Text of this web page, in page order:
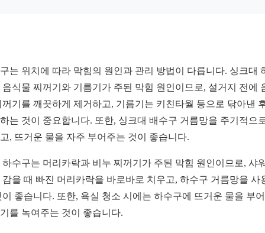
는 위치에 따라 막힘의 원인과 관리 방법이 다릅니다. 싱크대
음식물 찌꺼기와 기름기가 주된 막힘 원인이므로, 설거지 전에
꺼기를 깨끗하게 제거하고, 기름기는 키친타월 등으로 닦아낸
는 것이 중요합니다. 또한, 싱크대 배수구 거름망을 주기적으
, 뜨거운 물을 자주 부어주는 것이 좋습니다.
하수구는 머리카락과 비누 찌꺼기가 주된 막힘 원인이므로, 샤
감을 때 빠진 머리카락을 바로바로 치우고, 하수구 거름망을 사
이 좋습니다. 또한, 욕실 청소 시에는 하수구에 뜨거운 물을 부
를 녹여주는 것이 좋습니다.